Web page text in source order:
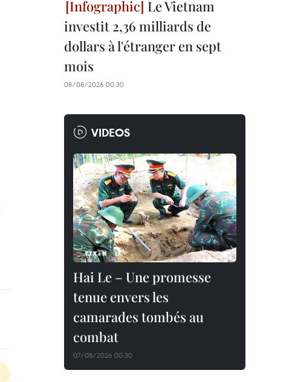
Le Vietnam
investit 2,36 milliards de
dollars à l'étranger en sept
mois
08/08/2026 00:30
VIDEOS
Hai Le – Une promesse
tenue envers les
camarades tombés au
combat
07/08/2026 00:30